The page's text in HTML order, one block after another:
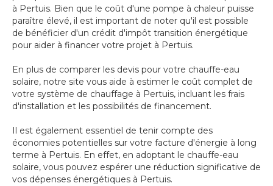
à Pertuis. Bien que le coût d'une pompe à chaleur puisse
paraître élevé, il est important de noter qu'il est possible
de bénéficier d'un crédit d'impôt transition énergétique
pour aider à financer votre projet à Pertuis.
En plus de comparer les devis pour votre chauffe-eau
solaire, notre site vous aide à estimer le coût complet de
votre système de chauffage à Pertuis, incluant les frais
d'installation et les possibilités de financement.
Il est également essentiel de tenir compte des
économies potentielles sur votre facture d'énergie à long
terme à Pertuis. En effet, en adoptant le chauffe-eau
solaire, vous pouvez espérer une réduction significative de
vos dépenses énergétiques à Pertuis.